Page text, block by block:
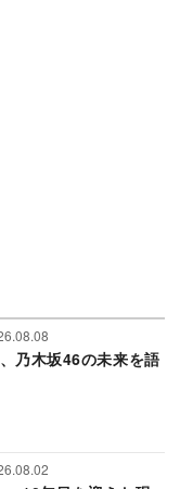
乃木坂46の未来を語